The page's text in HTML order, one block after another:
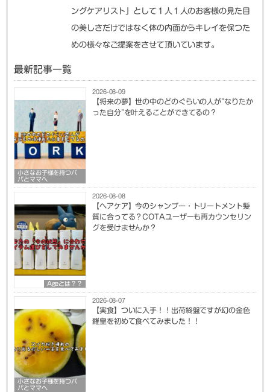
ングケアリスト」として１人１人のお客様の見た目
の美しさだけではなく体の内面からキレイを保つた
めの様々なご提案をさせて頂いています。
最新記事一覧
小さなお子様を持つパ
パとママへ
2026-08-09
【将来の夢】世の中のどのぐらいの人が”なりたか
った自分”を叶えることができてるの？
Ageとは？？
2026-08-08
【ヘアケア】今のシャンプー・トリートメント髪
質に合ってる？COTAユーザーも再カウンセリン
グを受けませんか？
小さなお子様を持つパ
パとママへ
2026-08-07
【実食】ついに入手！！出荷終盤ですが幻の金色
羅皇を初めて食べてみました！！